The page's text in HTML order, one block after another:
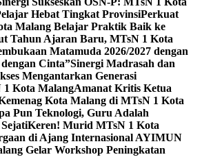
Hebat Tingkat ProvinsiPerkuat
Malang Belajar Praktik Baik ke
Tahun Ajaran Baru, MTsN 1 Kota
Matamuda 2026/2027 dengan
Cinta”Sinergi Madrasah dan
Mengantarkan Generasi
Kota MalangAmanat Kritis Ketua
Kota Malang di MTsN 1 Kota
Pun Teknologi, Guru Adalah
Keren! Murid MTsN 1 Kota
di Ajang Internasional AYIMUN
Gelar Workshop Peningkatan